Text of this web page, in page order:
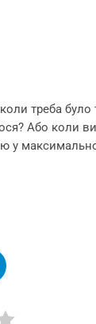
треба
Або коли
у